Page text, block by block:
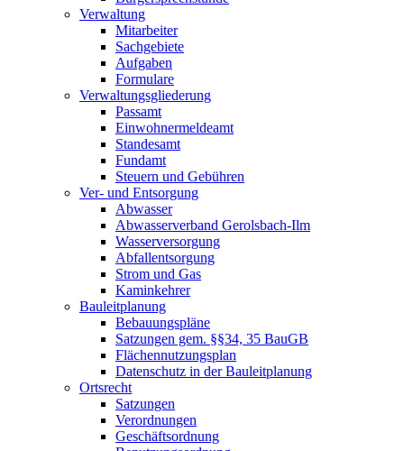
Verwaltung
Mitarbeiter
Sachgebiete
Aufgaben
Formulare
Verwaltungsgliederung
Passamt
Einwohnermeldeamt
Standesamt
Fundamt
Steuern und Gebühren
Ver- und Entsorgung
Abwasser
Abwasserverband Gerolsbach-Ilm
Wasserversorgung
Abfallentsorgung
Strom und Gas
Kaminkehrer
Bauleitplanung
Bebauungspläne
Satzungen gem. §§34, 35 BauGB
Flächennutzungsplan
Datenschutz in der Bauleitplanung
Ortsrecht
Satzungen
Verordnungen
Geschäftsordnung